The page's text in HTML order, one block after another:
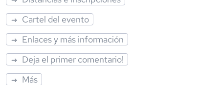
Cartel del evento
Enlaces y más información
Deja el primer comentario!
Más